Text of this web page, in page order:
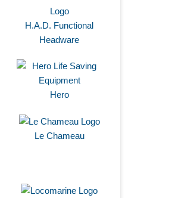
H.A.D. Functional
Headware
Hero
Le Chameau